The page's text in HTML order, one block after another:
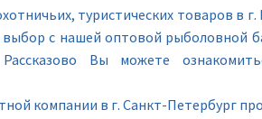
туристических товаров в
с нашей оптовой рыболовной
Вы можете
компании в г. Санкт-Петербург